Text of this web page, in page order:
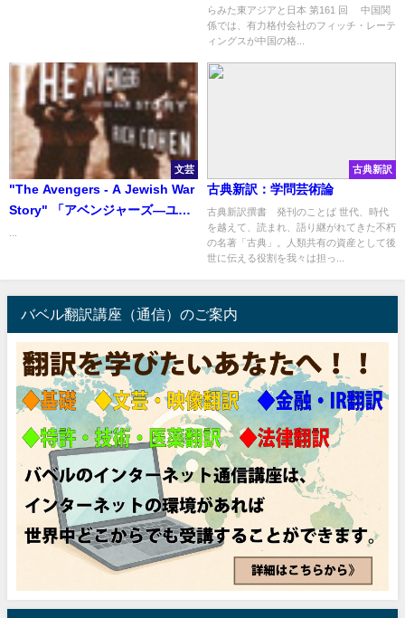
らみた東アジアと日本 第161 回 中国関
係では、有力格付会社のフィッチ・レーテ
ィングスが中国の格...
文芸
"The Avengers - A Jewish War
Story" 「アベンジャーズ―ユダ
古典新訳
古典新訳：学問芸術論
古典新訳撰書 発刊のことば 世代、時代
を越えて、読まれ、語り継がれてきた不朽
の名著「古典」。人類共有の資産として後
世に伝える役割を我々は担っ...
バベル翻訳講座（通信）のご案内